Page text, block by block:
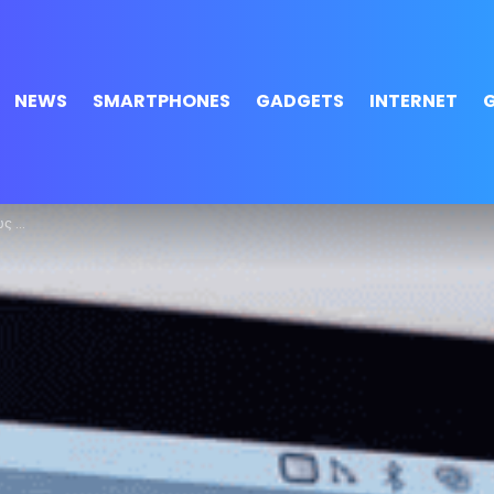
NEWS SMARTPHONES GADGETS INTERNET